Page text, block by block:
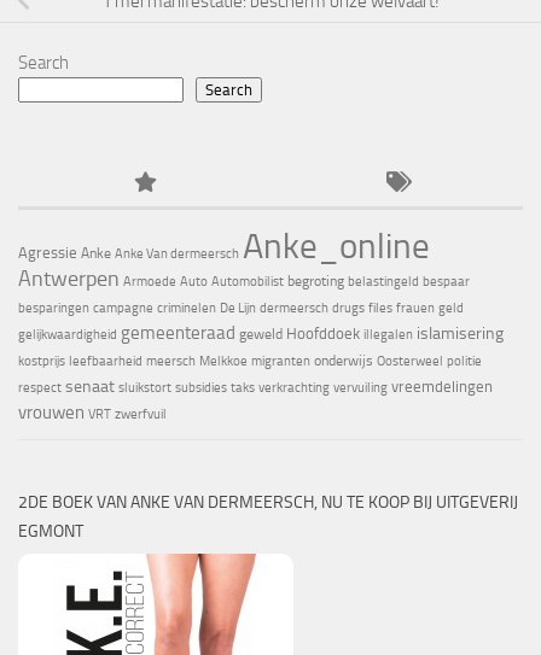
Search
Search
Agressie Anke Anke Van dermeersch Anke_online
Antwerpen Armoede Auto Automobilist begroting belastingeld bespaar
besparingen campagne criminelen De Lijn dermeersch drugs files frauen geld
gelijkwaardigheid gemeenteraad geweld Hoofddoek illegalen islamisering
kostprijs leefbaarheid meersch Melkkoe migranten onderwijs Oosterweel politie
respect senaat sluikstort subsidies taks verkrachting vervuiling vreemdelingen
vrouwen VRT zwerfvuil
2DE BOEK VAN ANKE VAN DERMEERSCH, NU TE KOOP BIJ UITGEVERIJ
EGMONT